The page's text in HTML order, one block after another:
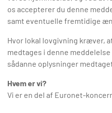
os accepterer du denne
samt eventuelle fremtidige
Hvor lokal lovgivning kræver,
medtages i denne
sådanne oplysninger
Hvem er vi?
Vi er en del af Euronet-